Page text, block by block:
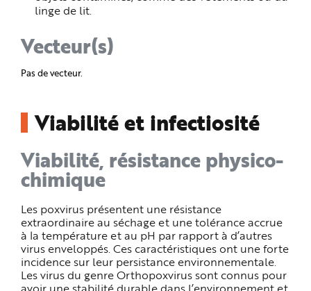
linge de lit.
Vecteur(s)
Pas de vecteur.
Viabilité et infectiosité
Viabilité, résistance physico-
chimique
Les poxvirus présentent une résistance
extraordinaire au séchage et une tolérance accrue
à la température et au pH par rapport à d’autres
virus enveloppés. Ces caractéristiques ont une forte
incidence sur leur persistance environnementale.
Les virus du genre Orthopoxvirus sont connus pour